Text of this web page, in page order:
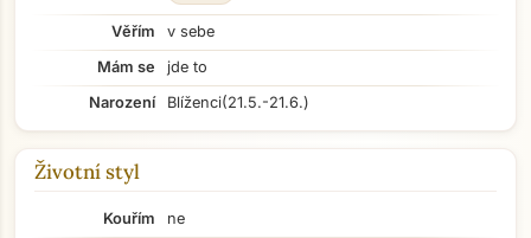
Věřím
v sebe
Mám se
jde to
Narození
Blíženci(21.5.-21.6.)
Životní styl
Kouřím
ne